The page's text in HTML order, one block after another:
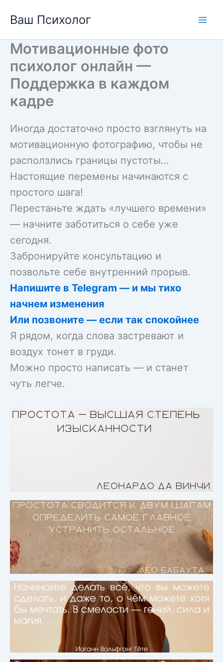
Ваш Психолог
Мотивационные фото
психолог онлайн —
Поддержка в каждом
кадре
Иногда достаточно просто взглянуть на
мотивационную фотографию, чтобы не
расползлись границы пустоты…
Настоящие перемены начинаются с
простого шага!
Перестаньте ждать «лучшего времени»
— начните заботиться о себе уже
сегодня.
Забронируйте консультацию и
позвольте себе внутренний прорыв.
Напишите в Telegram — и мы тихо
начнем изменения
Или позвоните — если так спокойнее
Я рядом, когда слова застревают и
воздух тонет в груди.
Можно просто написать — и станет
чуть легче.